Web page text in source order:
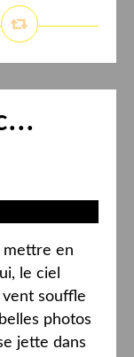
mettre en
le ciel
souffle
photos
jette dans